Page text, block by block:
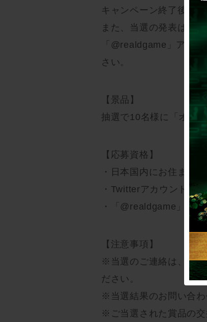
キャンペーン終了後、
また、当選の発表は当
「@realdgame」アカ
さい。
【景品】
抽選で10名様に「オリ
【応募資格】
・日本国内にお住まいの
・Twitterアカウントを
・「@realdgame」を
【注意事項】
※当選のご連絡は、ダイ
ださい。
※当選結果のお問い合わ
※ご当選された賞品の交